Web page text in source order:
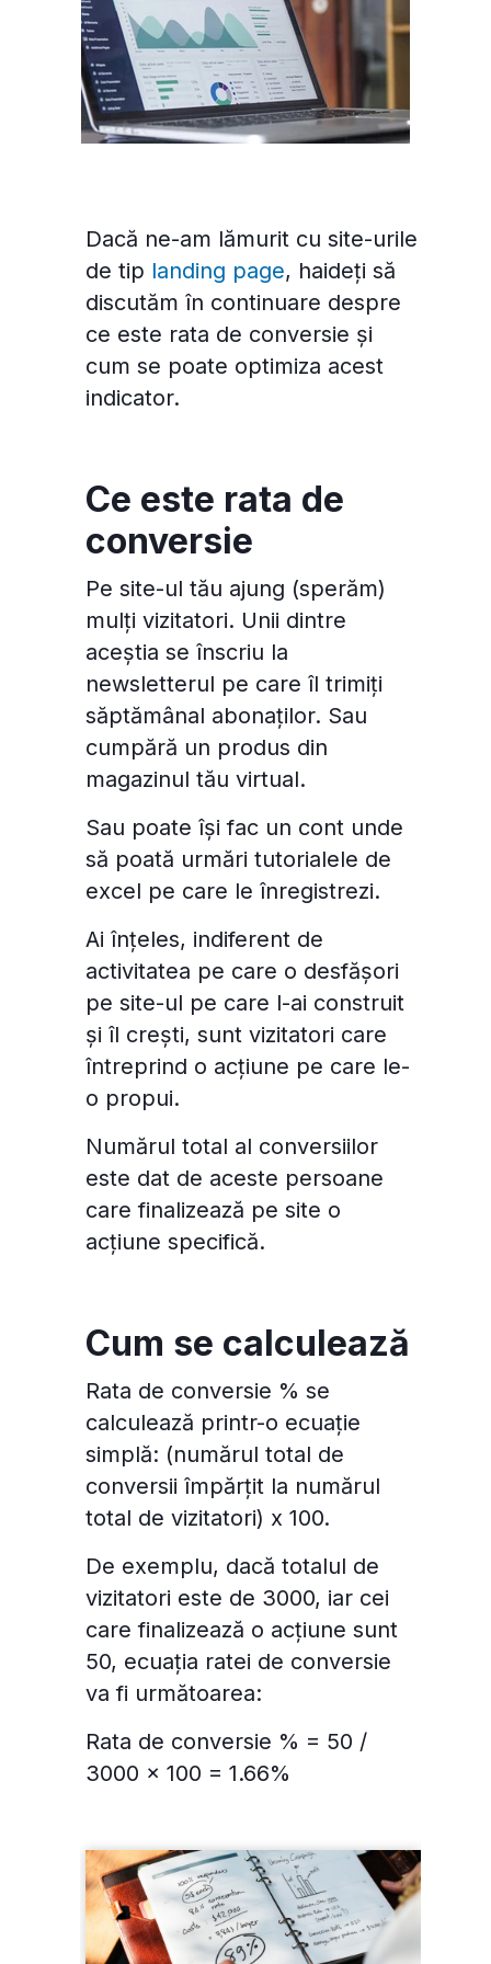
Dacă ne-am lămurit cu site-urile
de tip landing page, haideți să
discutăm în continuare despre
ce este rata de conversie și
cum se poate optimiza acest
indicator.
Ce este rata de
conversie
Pe site-ul tău ajung (sperăm)
mulți vizitatori. Unii dintre
aceștia se înscriu la
newsletterul pe care îl trimiți
săptămânal abonaților. Sau
cumpără un produs din
magazinul tău virtual.
Sau poate își fac un cont unde
să poată urmări tutorialele de
excel pe care le înregistrezi.
Ai înțeles, indiferent de
activitatea pe care o desfășori
pe site-ul pe care l-ai construit
și îl crești, sunt vizitatori care
întreprind o acțiune pe care le-
o propui.
Numărul total al conversiilor
este dat de aceste persoane
care finalizează pe site o
acțiune specifică.
Cum se calculează
Rata de conversie % se
calculează printr-o ecuație
simplă: (numărul total de
conversii împărțit la numărul
total de vizitatori) x 100.
De exemplu, dacă totalul de
vizitatori este de 3000, iar cei
care finalizează o acțiune sunt
50, ecuația ratei de conversie
va fi următoarea:
Rata de conversie % = 50 /
3000 x 100 = 1.66%